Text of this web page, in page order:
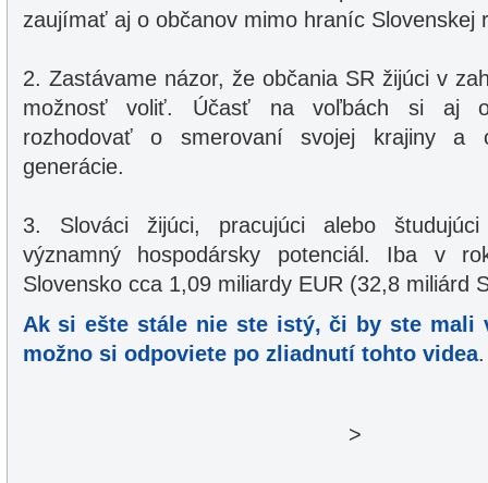
zaujímať aj o občanov mimo hraníc Slovenskej
2. Zastávame názor, že občania SR žijúci v
možnosť voliť. Účasť na voľbách si aj
rozhodovať o smerovaní svojej krajiny a
generácie.
3. Slováci žijúci, pracujúci alebo
významný hospodársky potenciál. Iba v
Slovensko cca 1,09 miliardy EUR (32,8 miliárd
Ak si ešte stále nie ste istý, či by ste mali
možno si odpoviete po zliadnutí tohto videa.
>